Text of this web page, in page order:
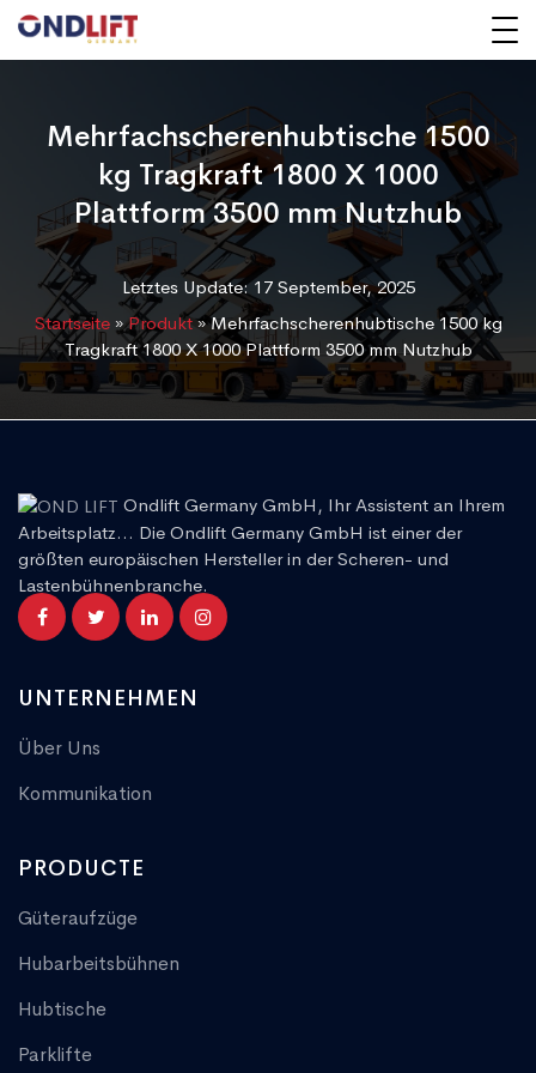
Mehrfachscherenhubtische 1500
kg Tragkraft 1800 X 1000
Plattform 3500 mm Nutzhub
Letztes Update: 17 September, 2025
Startseite»Produkt»Mehrfachscherenhubtische 1500 kg
Tragkraft 1800 X 1000 Plattform 3500 mm Nutzhub
Ondlift Germany GmbH, Ihr Assistent an Ihrem
Arbeitsplatz... Die Ondlift Germany GmbH ist einer der
größten europäischen Hersteller in der Scheren- und
Lastenbühnenbranche.
UNTERNEHMEN
Über Uns
Kommunikation
PRODUCTE
Güteraufzüge
Hubarbeitsbühnen
Hubtische
Parklifte